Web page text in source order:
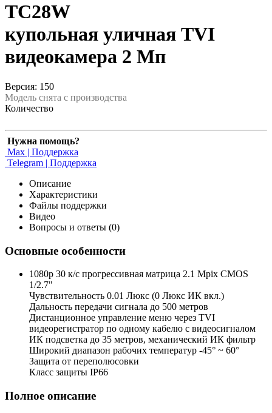
TC28W
купольная уличная TVI
видеокамера 2 Мп
Версия: 150
Модель снята с производства
Количество
Нужна помощь?
Max | Поддержка
Telegram | Поддержка
Описание
Характеристики
Файлы поддержки
Видео
Вопросы и ответы (0)
Основные особенности
1080p 30 к/с прогрессивная матрица 2.1 Mpix CMOS
1/2.7"
Чувствительность 0.01 Люкс (0 Люкс ИК вкл.)
Дальность передачи сигнала до 500 метров
Дистанционное управление меню через TVI
видеорегистратор по одному кабелю с видеосигналом
ИК подсветка до 35 метров, механический ИК фильтр
Широкий диапазон рабочих температур -45° ~ 60°
Защита от переполюсовки
Класс защиты IP66
Полное описание